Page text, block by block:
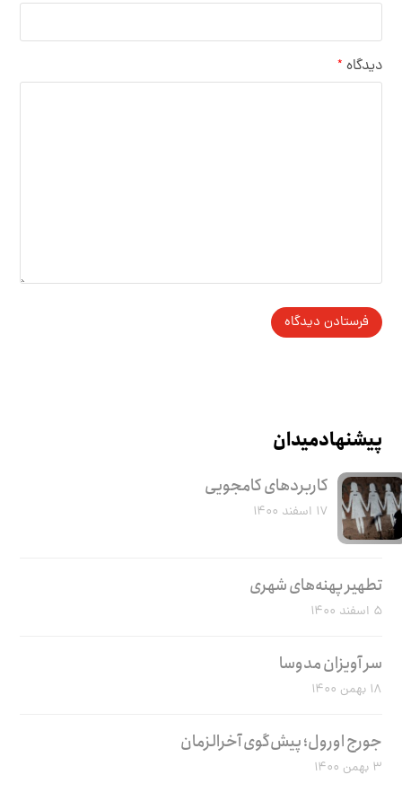
دیدگاه *
پیشنهاد میدان
کاربرد‌های کامجویی
۱۷ اسفند ۱۴۰۰
تطهیر پهنه‌های شهری
۵ اسفند ۱۴۰۰
سر آویزان مدوسا
۱۸ بهمن ۱۴۰۰
جورج اورول؛ پیش‌گوی آخرالزمان
۳ بهمن ۱۴۰۰